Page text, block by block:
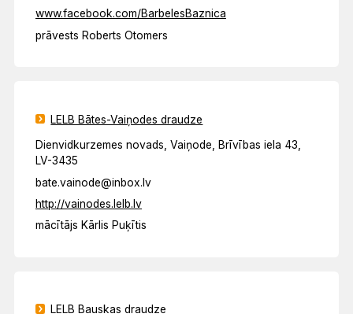
www.facebook.com/BarbelesBaznica
prāvests Roberts Otomers
LELB Bātes-Vaiņodes draudze
Dienvidkurzemes novads, Vaiņode, Brīvības iela 43,
LV-3435
bate.vainode@inbox.lv
http://vainodes.lelb.lv
mācītājs Kārlis Puķītis
LELB Bauskas draudze